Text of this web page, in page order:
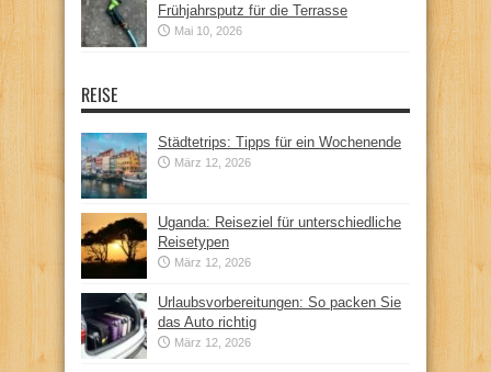
Frühjahrsputz für die Terrasse
Mai 10, 2026
REISE
Städtetrips: Tipps für ein Wochenende
März 12, 2026
Uganda: Reiseziel für unterschiedliche
Reisetypen
März 12, 2026
Urlaubsvorbereitungen: So packen Sie
das Auto richtig
März 12, 2026